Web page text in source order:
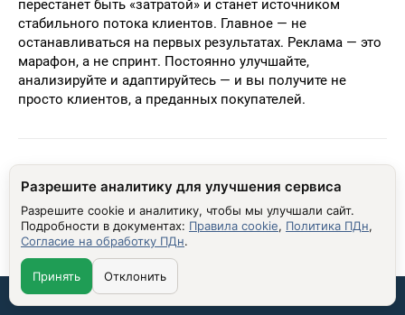
перестанет быть «затратой» и станет источником
стабильного потока клиентов. Главное — не
останавливаться на первых результатах. Реклама — это
марафон, а не спринт. Постоянно улучшайте,
анализируйте и адаптируйтесь — и вы получите не
просто клиентов, а преданных покупателей.
ПОХОЖИЕ МАТЕРИАЛЫ
Почему таргетинг теряет заявки из Яндекса и Google
Почему пользователи видят рекламу того, о чём
только что думали
Связаться со мной:
Разрешите аналитику для улучшения сервиса
Разрешите cookie и аналитику, чтобы мы улучшали сайт.
Подробности в документах: Правила cookie, Политика ПДн,
Согласие на обработку ПДн.
Принять Отклонить